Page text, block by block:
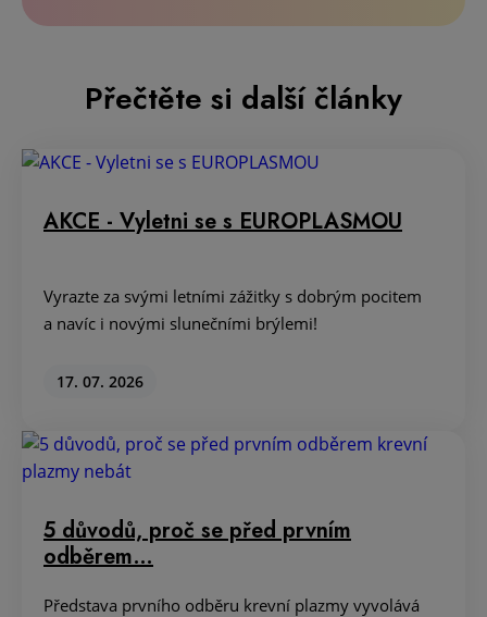
Přečtěte si další články
AKCE - Vyletni se s EUROPLASMOU
Vyrazte za svými letními zážitky s dobrým pocitem
a navíc i novými slunečními brýlemi!
17. 07. 2026
5 důvodů, proč se před prvním
odběrem…
Představa prvního odběru krevní plazmy vyvolává